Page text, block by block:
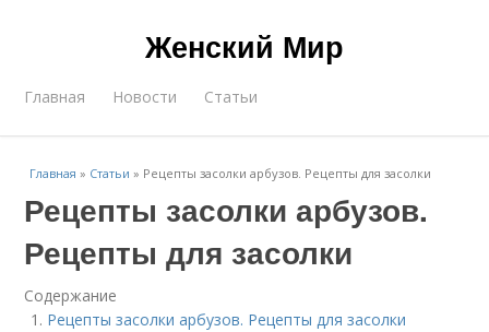
Женский Мир
Главная Новости Статьи
Главная » Статьи » Рецепты засолки арбузов. Рецепты для засолки
Рецепты засолки арбузов.
Рецепты для засолки
Содержание
Рецепты засолки арбузов. Рецепты для засолки